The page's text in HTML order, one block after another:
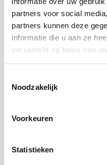
partners voor social
partners kunnen deze
informatie die u aan ze
verzameld op basis van
Noodzakelijk
Voorkeuren
Statistieken